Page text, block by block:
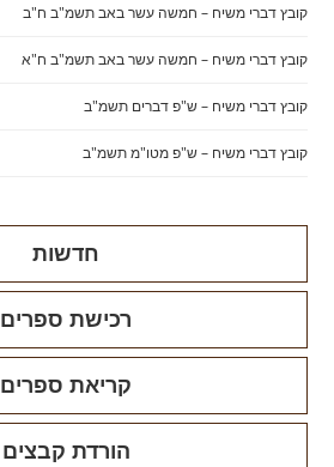
קובץ דברי משיח – חמשה עשר באב תשמ"ב ח"ב
קובץ דברי משיח – חמשה עשר באב תשמ"ב ח"א
קובץ דברי משיח – ש"פ דברים תשמ"ב
קובץ דברי משיח – ש"פ מטו"מ תשמ"ב
חדשות
רכישת ספרים
קריאת ספרים
הורדת קבצים